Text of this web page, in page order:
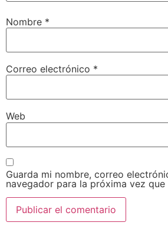
Nombre *
Correo electrónico *
Web
Guarda mi nombre, correo
navegador para la próxima vez que